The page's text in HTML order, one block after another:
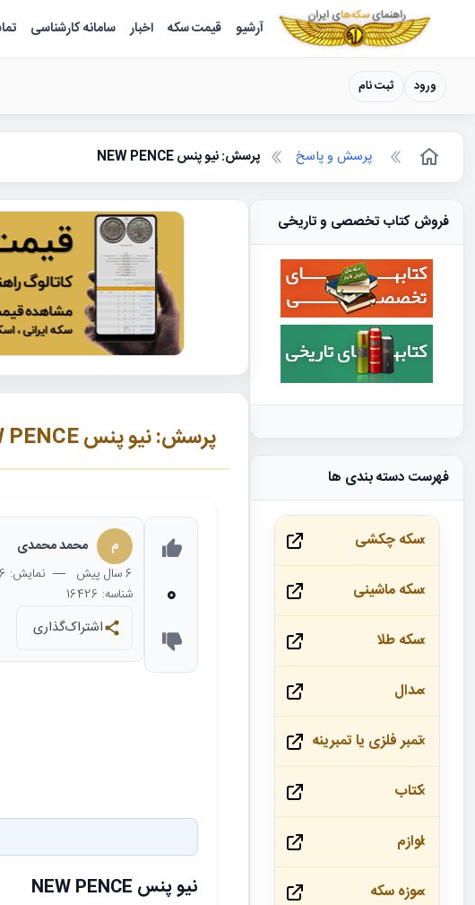
سکه ها ؛ راهنمای سکه شناسی
آرشیو قیمت سکه اخبار سامانه کارشناسی
ورود ثبت نام
پرسش و پاسخ پرسش: نیو پنس NEW PENCE
پرسش: نیو پنس NEW PENCE
0
م محمد محمدی
6 سال پیش — نمایش: 2216 بار
شناسه: 16426
اشتراک‌گذاری
نیو پنس NEW PENCE
فروش کتاب تخصصی و تاریخی
فهرست دسته بندی ها
سکه چکشی
سکه ماشینی
سکه طلا
مدال
تمبر فلزی یا تمبرینه
کتاب
لوازم
موزه سکه